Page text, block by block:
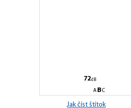
A B C
72 dB
Jak číst štítok